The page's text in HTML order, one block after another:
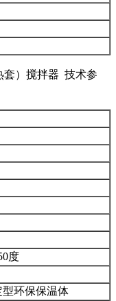
套）搅拌器 技术参
度
环保保温体